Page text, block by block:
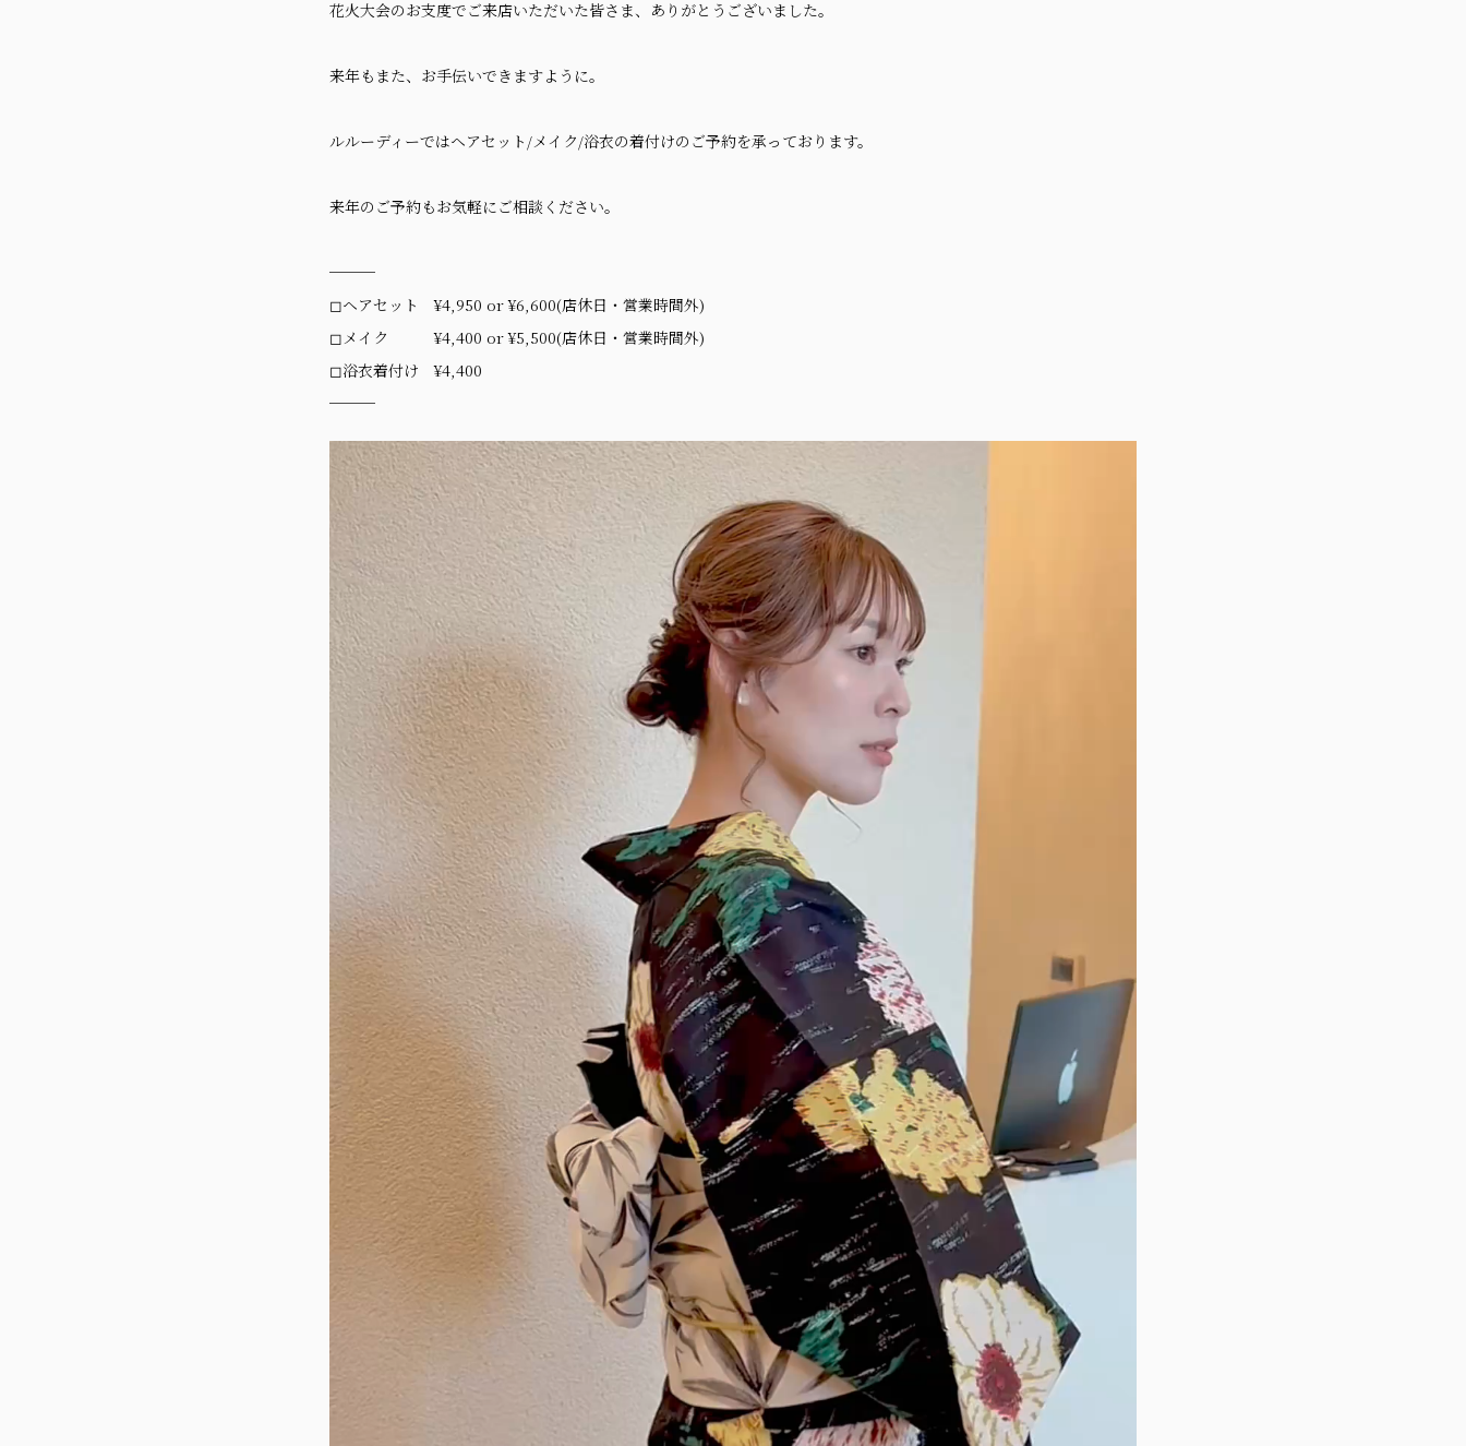
花火大会のお支度でご来店いただいた皆さま、ありがとうございました。
来年もまた、お手伝いできますように。
ルルーディーではヘアセット/メイク/浴衣の着付けのご予約を承っております。
来年のご予約もお気軽にご相談ください。
───
◻︎ヘアセット ¥4,950 or ¥6,600(店休日・営業時間外)
◻︎メイク ¥4,400 or ¥5,500(店休日・営業時間外)
◻︎浴衣着付け ¥4,400
───